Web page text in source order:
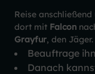
Reise anschließend
dort mit Falcon
Grayfur, den Jäger.
Beauftrage
Danach